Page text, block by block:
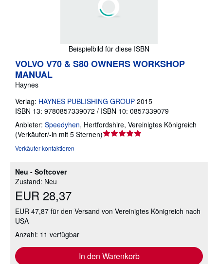
Beispielbild für diese ISBN
Neu - Softcover
Zustand: Neu
EUR 28,37
EUR 47,87 für den Versand von Vereinigtes Königreich nach
USA
Anzahl: 11 verfügbar
In den Warenkorb
VOLVO V70 & S80 OWNERS WORKSHOP
MANUAL
Haynes
Verlag: HAYNES PUBLISHING GROUP 2015
ISBN 13: 9780857339072 / ISBN 10: 0857339079
Anbieter: Speedyhen, Hertfordshire, Vereinigtes Königreich
(Verkäufer/-in mit 5 Sternen)Verkäuferbewertung
Verkäufer kontaktieren